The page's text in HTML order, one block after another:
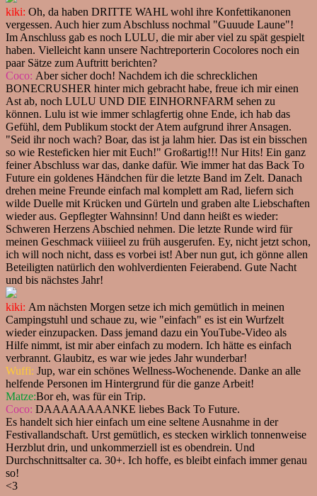
kiki: Oh, da haben DRITTE WAHL wohl ihre Konfettikanonen
vergessen. Auch hier zum Abschluss nochmal "Guuude Laune"!
Im Anschluss gab es noch LULU, die mir aber viel zu spät gespielt
haben. Vielleicht kann unsere Nachtreporterin Cocolores noch ein
paar Sätze zum Auftritt berichten?
Coco: Aber sicher doch! Nachdem ich die schrecklichen
BONECRUSHER hinter mich gebracht habe, freue ich mir einen
Ast ab, noch LULU UND DIE EINHORNFARM sehen zu
können. Lulu ist wie immer schlagfertig ohne Ende, ich hab das
Gefühl, dem Publikum stockt der Atem aufgrund ihrer Ansagen.
"Seid ihr noch wach? Boar, das ist ja lahm hier. Das ist ein bisschen
so wie Resteficken hier mit Euch!" Großartig!!! Nur Hits! Ein ganz
feiner Abschluss war das, danke dafür. Wie immer hat das Back To
Future ein goldenes Händchen für die letzte Band im Zelt. Danach
drehen meine Freunde einfach mal komplett am Rad, liefern sich
wilde Duelle mit Krücken und Gürteln und graben alte Liebschaften
wieder aus. Gepflegter Wahnsinn! Und dann heißt es wieder:
Schweren Herzens Abschied nehmen. Die letzte Runde wird für
meinen Geschmack viiiieel zu früh ausgerufen. Ey, nicht jetzt schon,
ich will noch nicht, dass es vorbei ist! Aber nun gut, ich gönne allen
Beteiligten natürlich den wohlverdienten Feierabend. Gute Nacht
und bis nächstes Jahr!
kiki: Am nächsten Morgen setze ich mich gemütlich in meinen
Campingstuhl und schaue zu, wie "einfach" es ist ein Wurfzelt
wieder einzupacken. Dass jemand dazu ein YouTube-Video als
Hilfe nimmt, ist mir aber einfach zu modern. Ich hätte es einfach
verbrannt. Glaubitz, es war wie jedes Jahr wunderbar!
Wuffi: Jup, war ein schönes Wellness-Wochenende. Danke an alle
helfende Personen im Hintergrund für die ganze Arbeit!
Matze:Bor eh, was für ein Trip.
Coco: DAAAAAAAANKE liebes Back To Future.
Es handelt sich hier einfach um eine seltene Ausnahme in der
Festivallandschaft. Urst gemütlich, es stecken wirklich tonnenweise
Herzblut drin, und unkommerziell ist es obendrein. Und
Durchschnittsalter ca. 30+. Ich hoffe, es bleibt einfach immer genau
so!
<3